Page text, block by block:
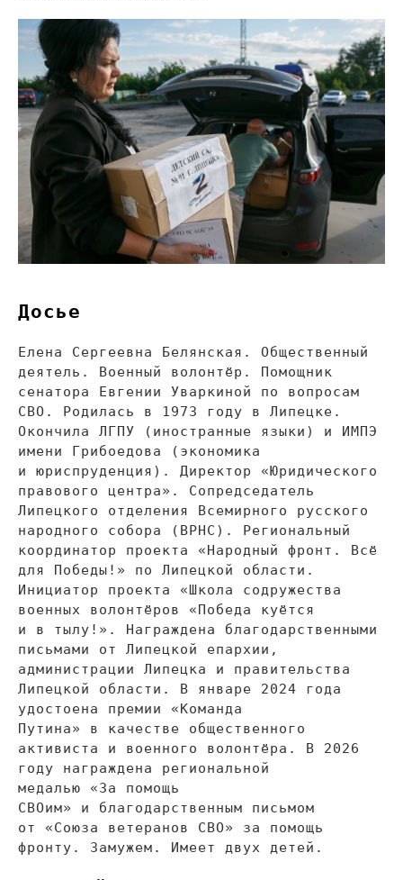
Досье
Елена Сергеевна Белянская. Общественный
деятель. Военный волонтёр. Помощник
сенатора Евгении Уваркиной по
вопросам
СВО. Родилась в
1973 году в
Липецке.
Окончила ЛГПУ (иностранные языки) и
ИМПЭ
имени Грибоедова (экономика
и
юриспруденция). Директор « Юридического
правового центра» . Сопредседатель
Липецкого отделения Всемирного русского
народного собора (ВРНС). Региональный
координатор проекта « Народный фронт. Всё
для Победы! » по
Липецкой области.
Инициатор проекта « Школа содружества
военных волонтёров « Победа куётся
и
в тылу! » . Награждена благодарственными
письмами от
Липецкой епархии,
администрации Липецка и
правительства
Липецкой области. В
январе 2024 года
удостоена премии « Команда
Путина» в
качестве общественного
активиста и
военного волонтёра. В
2026
году награждена региональной
медалью «За
помощь
СВОим» и
благодарственным письмом
от
«Союза ветеранов СВО» за
помощь
фронту. Замужем. Имеет двух детей.